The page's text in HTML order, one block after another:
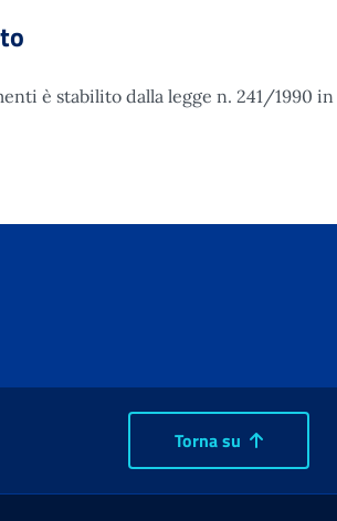
è stabilito dalla legge n. 241/1990
Torna su